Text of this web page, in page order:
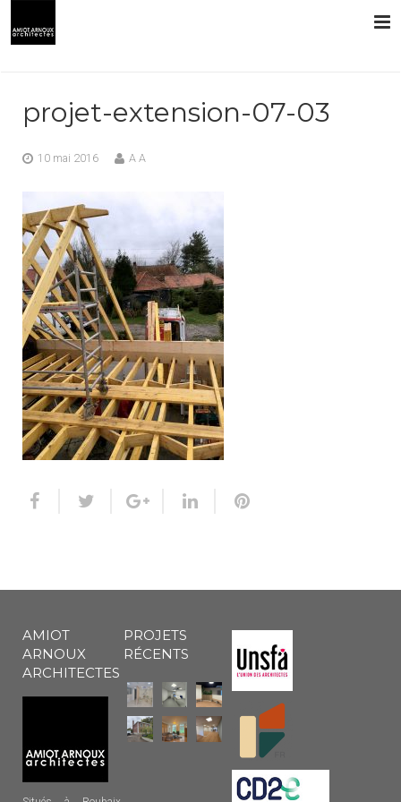
PRESTATIONS
CONTACT
projet-extension-07-03
10 mai 2016 A A
AMIOT
ARNOUX
ARCHITECTES
PROJETS
RÉCENTS